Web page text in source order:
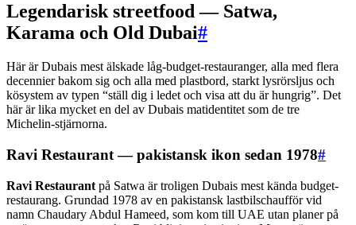
Legendarisk streetfood — Satwa,
Karama och Old Dubai#
Här är Dubais mest älskade låg-budget-restauranger, alla med flera
decennier bakom sig och alla med plastbord, starkt lysrörsljus och
kösystem av typen “ställ dig i ledet och visa att du är hungrig”. Det
här är lika mycket en del av Dubais matidentitet som de tre
Michelin-stjärnorna.
Ravi Restaurant — pakistansk ikon sedan 1978#
Ravi Restaurant på Satwa är troligen Dubais mest kända budget-
restaurang. Grundad 1978 av en pakistansk lastbilschaufför vid
namn Chaudary Abdul Hameed, som kom till UAE utan planer på